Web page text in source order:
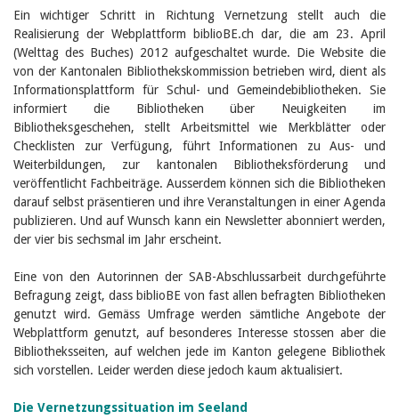
Ein wichtiger Schritt in Richtung Vernetzung stellt auch die
Realisierung der Webplattform biblioBE.ch dar, die am 23. April
(Welttag des Buches) 2012 aufgeschaltet wurde. Die Website die
von der Kantonalen Bibliothekskommission betrieben wird, dient als
Informationsplattform für Schul- und Gemeindebibliotheken. Sie
informiert die Bibliotheken über Neuigkeiten im
Bibliotheksgeschehen, stellt Arbeitsmittel wie Merkblätter oder
Checklisten zur Verfügung, führt Informationen zu Aus- und
Weiterbildungen, zur kantonalen Bibliotheksförderung und
veröffentlicht Fachbeiträge. Ausserdem können sich die Bibliotheken
darauf selbst präsentieren und ihre Veranstaltungen in einer Agenda
publizieren. Und auf Wunsch kann ein Newsletter abonniert werden,
der vier bis sechsmal im Jahr erscheint.
Eine von den Autorinnen der SAB-Abschlussarbeit durchgeführte
Befragung zeigt, dass biblioBE von fast allen befragten Bibliotheken
genutzt wird. Gemäss Umfrage werden sämtliche Angebote der
Webplattform genutzt, auf besonderes Interesse stossen aber die
Bibliotheksseiten, auf welchen jede im Kanton gelegene Bibliothek
sich vorstellen. Leider werden diese jedoch kaum aktualisiert.
Die Vernetzungssituation im Seeland